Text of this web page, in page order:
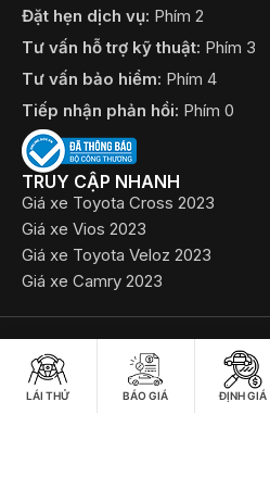
Đặt hẹn dịch vụ: Phím 2
Tư vấn hỗ trợ kỹ thuật: Phím 3
Tư vấn bảo hiểm: Phím 4
Tiếp nhận phản hồi: Phím 0
TRUY CẬP NHANH
Giá xe Toyota Cross 2023
Giá xe Vios 2023
Giá xe Toyota Veloz 2023
Giá xe Camry 2023
©2022 Bản quyền thuộc về Công
​Chính sách bảo mật thông tin
LÁI THỬ BÁO GIÁ ĐỊNH GIÁ